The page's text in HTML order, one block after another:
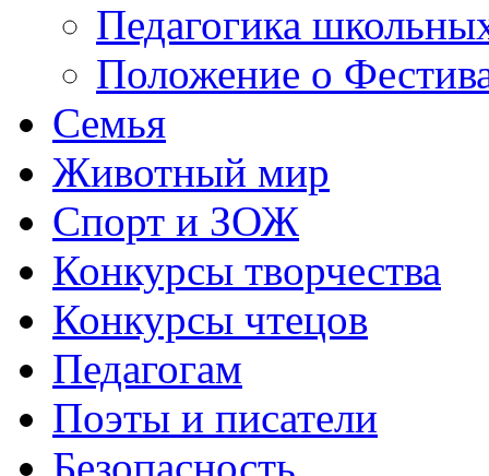
Педагогика
Положение о
Семья
Животный мир
Спорт и ЗОЖ
Конкурсы творчества
Конкурсы чтецов
Педагогам
Поэты и писатели